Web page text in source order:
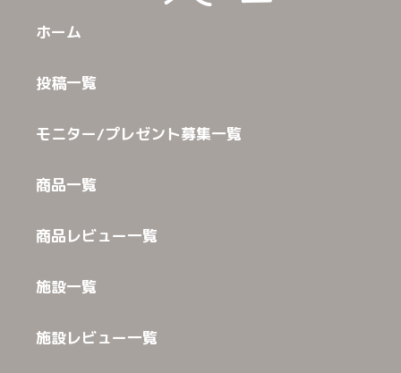
ホーム
投稿一覧
モニター/プレゼント募集一覧
商品一覧
商品レビュー一覧
施設一覧
施設レビュー一覧